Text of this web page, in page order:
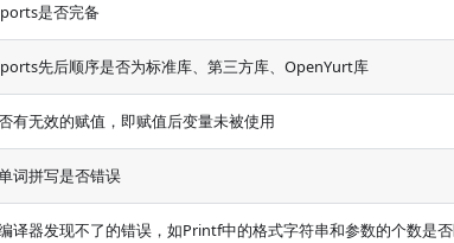
是否完备
先后顺序是否为标准库、第三方库、OpenYurt库
有无效的赋值，即赋值后变量未被使用
词拼写是否错误
译器发现不了的错误，如Printf中的格式字符串和参数的个数是